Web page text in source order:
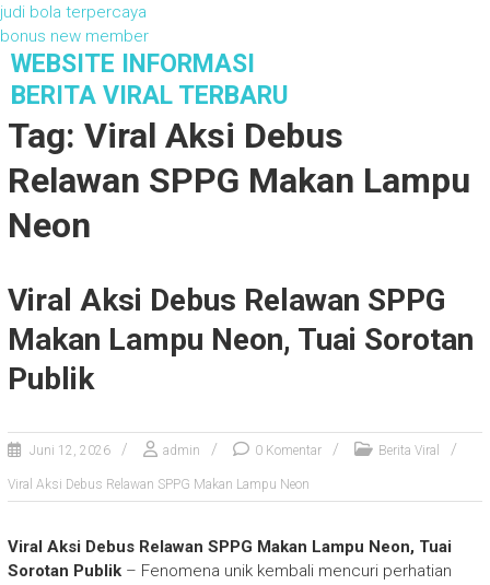
judi bola terpercaya
bonus new member
WEBSITE INFORMASI
BERITA VIRAL TERBARU
Tag: Viral Aksi Debus
Relawan SPPG Makan Lampu
Neon
Viral Aksi Debus Relawan SPPG
Makan Lampu Neon, Tuai Sorotan
Publik
Juni 12, 2026 admin 0 Komentar Berita Viral
Viral Aksi Debus Relawan SPPG Makan Lampu Neon
Viral Aksi Debus Relawan SPPG Makan Lampu Neon, Tuai
Sorotan Publik– Fenomena unik kembali mencuri perhatian